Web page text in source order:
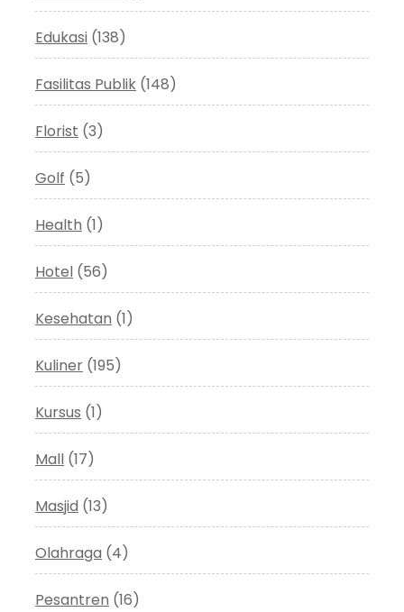
Edukasi (138)
Fasilitas Publik (148)
Florist (3)
Golf (5)
Health (1)
Hotel (56)
Kesehatan (1)
Kuliner (195)
Kursus (1)
Mall (17)
Masjid (13)
Olahraga (4)
Pesantren (16)